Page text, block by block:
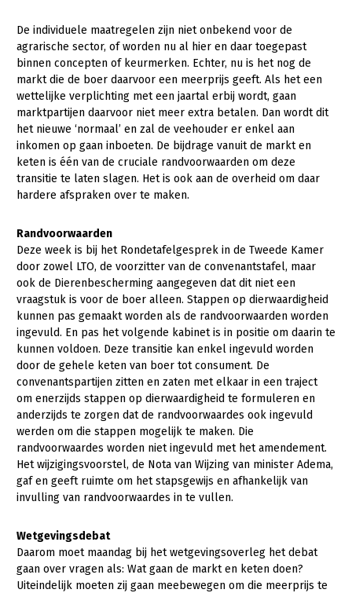
Konijnenhouderij
Melkveehouderij
Paardenhouderij
Pluimveehouderij
Schapenhouderij
Varkenshouderij
Plant
Akkerbouw
Biologische Landbouw
Bollenteelt
Bomen, vaste planten en zomerbloemen
Fruitteelt
Glastuinbouw
Paddenstoelen
Vollegrondsgroente
Multifunctionele landbouw
Multifunctioneel
Vrouw en Bedrijf
Onderwerpen
Nieuws
Nieuwsabonnement
Webinars
Over LTO
LTO Nederland
Mensen
Medewerkers
Vakgroepbestuurders
Vacatures
Pers
De individuele maatregelen zijn niet onbekend voor de
agrarische sector, of worden nu al hier en daar toegepast
binnen concepten of keurmerken. Echter, nu is het nog de
markt die de boer daarvoor een meerprijs geeft. Als het een
wettelijke verplichting met een jaartal erbij wordt, gaan
marktpartijen daarvoor niet meer extra betalen. Dan wordt dit
het nieuwe ‘normaal’ en zal de veehouder er enkel aan
inkomen op gaan inboeten. De bijdrage vanuit de markt en
keten is één van de cruciale randvoorwaarden om deze
transitie te laten slagen. Het is ook aan de overheid om daar
hardere afspraken over te maken.
Randvoorwaarden
Deze week is bij het Rondetafelgesprek in de Tweede Kamer
door zowel LTO, de voorzitter van de convenantstafel, maar
ook de Dierenbescherming aangegeven dat dit niet een
vraagstuk is voor de boer alleen. Stappen op dierwaardigheid
kunnen pas gemaakt worden als de randvoorwaarden worden
ingevuld. En pas het volgende kabinet is in positie om daarin te
kunnen voldoen. Deze transitie kan enkel ingevuld worden
door de gehele keten van boer tot consument. De
convenantspartijen zitten en zaten met elkaar in een traject
om enerzijds stappen op dierwaardigheid te formuleren en
anderzijds te zorgen dat de randvoorwaardes ook ingevuld
werden om die stappen mogelijk te maken. Die
randvoorwaardes worden niet ingevuld met het amendement.
Het wijzigingsvoorstel, de Nota van Wijzing van minister Adema,
gaf en geeft ruimte om het stapsgewijs en afhankelijk van
invulling van randvoorwaardes in te vullen.
Wetgevingsdebat
Daarom moet maandag bij het wetgevingsoverleg het debat
gaan over vragen als: Wat gaan de markt en keten doen?
Uiteindelijk moeten zij gaan meebewegen om die meerprijs te